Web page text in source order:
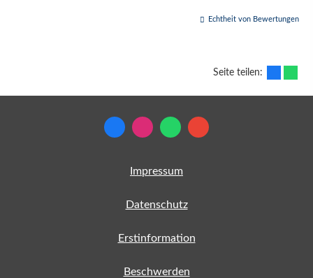
Echtheit von Bewertungen
Seite teilen:
Impressum
Datenschutz
Erstinformation
Beschwerden